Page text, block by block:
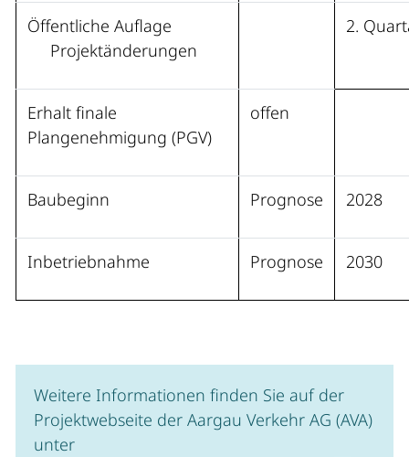
Öffentliche Auflage
Projektänderungen
2.
Erhalt finale
Plangenehmigung (PGV)
offen
Baubeginn Prognose 2028
Inbetriebnahme Prognose 2030
Weitere Informationen finden Sie auf der
Projektwebseite der Aargau Verkehr AG (AVA)
unter